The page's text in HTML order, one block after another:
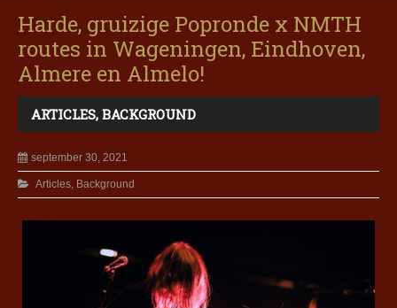
Harde, gruizige Popronde x NMTH
routes in Wageningen, Eindhoven,
Almere en Almelo!
ARTICLES, BACKGROUND
september 30, 2021
Articles, Background